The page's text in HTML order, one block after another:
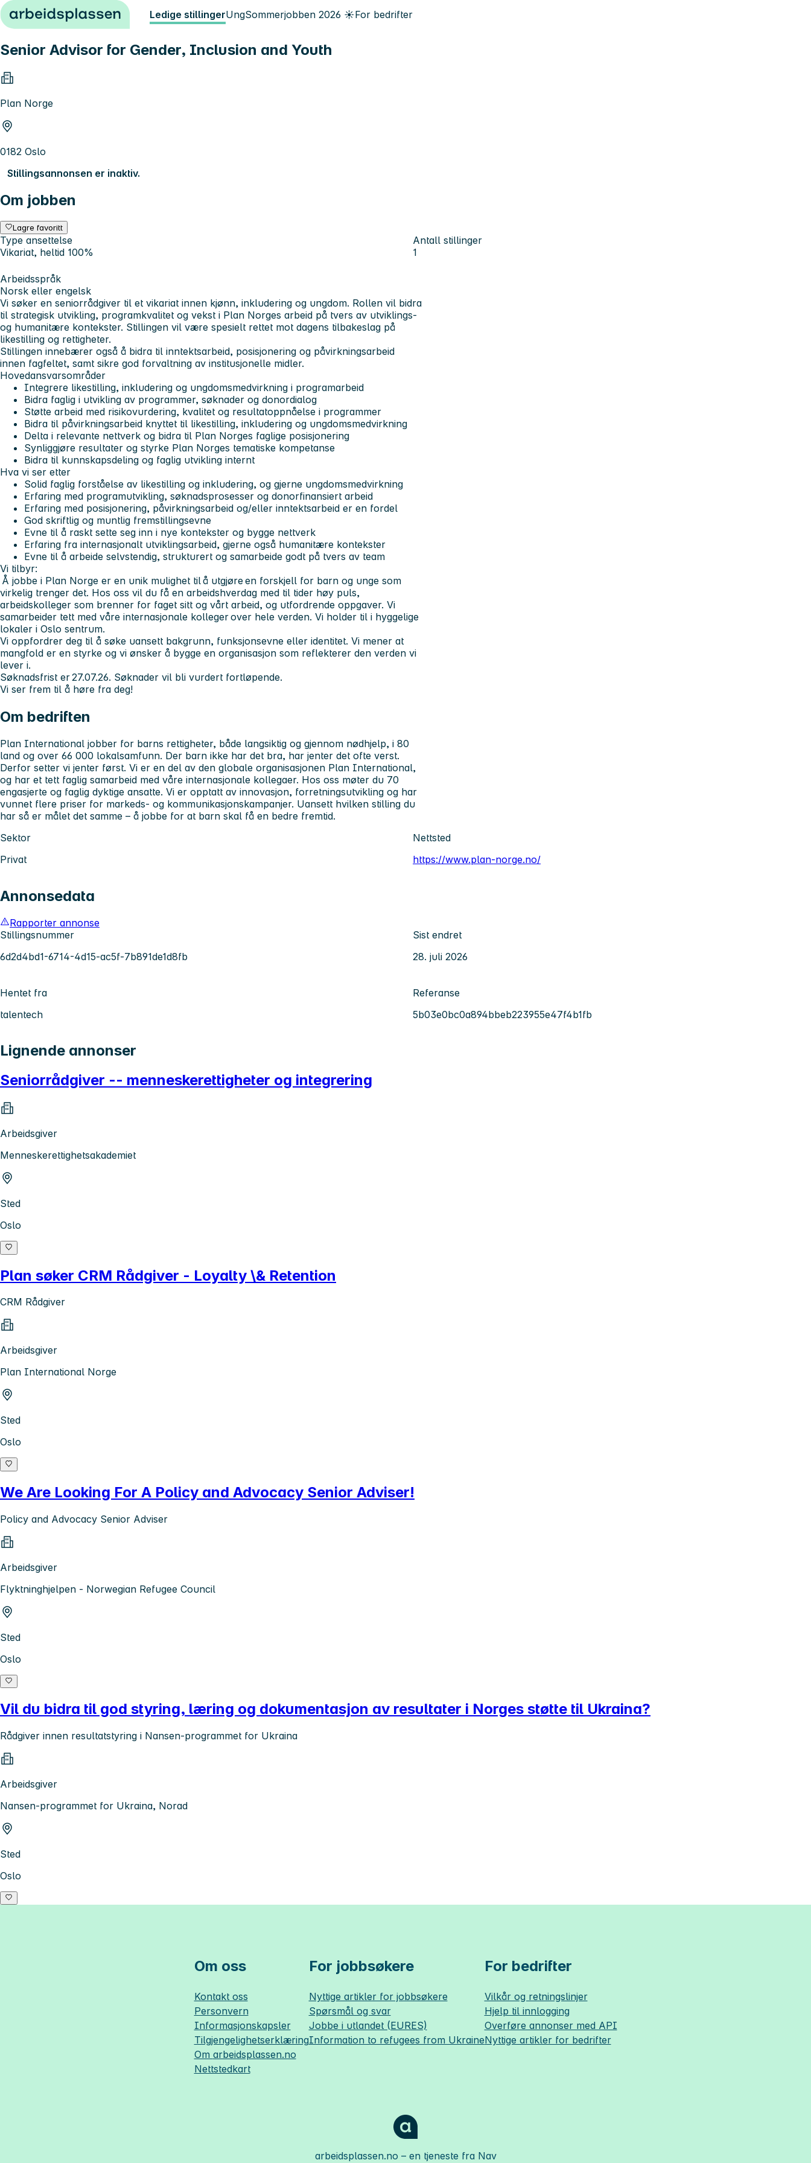
Hopp til innhold Ledige stillingerUngSommerjobben 2026 ☀️For bedrifter
Senior Advisor for Gender, Inclusion and Youth
Plan Norge
0182 Oslo
Stillingsannonsen er inaktiv.
Om jobben
Lagre favoritt
Type ansettelse
Vikariat, heltid 100%
Antall stillinger
1
Arbeidsspråk
Norsk eller engelsk
Vi søker en seniorrådgiver til et vikariat innen kjønn, inkludering og ungdom. Rollen vil bidra
til strategisk utvikling, programkvalitet og vekst i Plan Norges arbeid på tvers av utviklings-
og humanitære kontekster. Stillingen vil være spesielt rettet mot dagens tilbakeslag på
likestilling og rettigheter.
Stillingen innebærer også å bidra til inntektsarbeid, posisjonering og påvirkningsarbeid
innen fagfeltet, samt sikre god forvaltning av institusjonelle midler.
Hovedansvarsområder
Integrere likestilling, inkludering og ungdomsmedvirkning i programarbeid
Bidra faglig i utvikling av programmer, søknader og donordialog
Støtte arbeid med risikovurdering, kvalitet og resultatoppnåelse i programmer
Bidra til påvirkningsarbeid knyttet til likestilling, inkludering og ungdomsmedvirkning
Delta i relevante nettverk og bidra til Plan Norges faglige posisjonering
Synliggjøre resultater og styrke Plan Norges tematiske kompetanse
Bidra til kunnskapsdeling og faglig utvikling internt
Hva vi ser etter
Solid faglig forståelse av likestilling og inkludering, og gjerne ungdomsmedvirkning
Erfaring med programutvikling, søknadsprosesser og donorfinansiert arbeid
Erfaring med posisjonering, påvirkningsarbeid og/eller inntektsarbeid er en fordel
God skriftlig og muntlig fremstillingsevne
Evne til å raskt sette seg inn i nye kontekster og bygge nettverk
Erfaring fra internasjonalt utviklingsarbeid, gjerne også humanitære kontekster
Evne til å arbeide selvstendig, strukturert og samarbeide godt på tvers av team
Vi tilbyr:
Å jobbe i Plan Norge er en unik mulighet til å utgjøre en forskjell for barn og unge som
virkelig trenger det. Hos oss vil du få en arbeidshverdag med til tider høy puls,
arbeidskolleger som brenner for faget sitt og vårt arbeid, og utfordrende oppgaver. Vi
samarbeider tett med våre internasjonale kolleger over hele verden. Vi holder til i hyggelige
lokaler i Oslo sentrum.
Vi oppfordrer deg til å søke uansett bakgrunn, funksjonsevne eller identitet. Vi mener at
mangfold er en styrke og vi ønsker å bygge en organisasjon som reflekterer den verden vi
lever i.
Søknadsfrist er 27.07.26. Søknader vil bli vurdert fortløpende.
Vi ser frem til å høre fra deg!
Om bedriften
Plan International jobber for barns rettigheter, både langsiktig og gjennom nødhjelp, i 80
land og over 66 000 lokalsamfunn. Der barn ikke har det bra, har jenter det ofte verst.
Derfor setter vi jenter først. Vi er en del av den globale organisasjonen Plan International,
og har et tett faglig samarbeid med våre internasjonale kollegaer. Hos oss møter du 70
engasjerte og faglig dyktige ansatte. Vi er opptatt av innovasjon, forretningsutvikling og har
vunnet flere priser for markeds- og kommunikasjonskampanjer. Uansett hvilken stilling du
har så er målet det samme – å jobbe for at barn skal få en bedre fremtid.
Sektor
Privat
Nettsted
https://www.plan-norge.no/
Annonsedata
Rapporter annonse
Stillingsnummer
6d2d4bd1-6714-4d15-ac5f-7b891de1d8fb
Sist endret
28. juli 2026
Hentet fra
talentech
Referanse
5b03e0bc0a894bbeb223955e47f4b1fb
Lignende annonser
Seniorrådgiver -- menneskerettigheter og integrering
Arbeidsgiver
Menneskerettighetsakademiet
Sted
Oslo
Plan søker CRM Rådgiver - Loyalty \& Retention
CRM Rådgiver
Arbeidsgiver
Plan International Norge
Sted
Oslo
We Are Looking For A Policy and Advocacy Senior Adviser!
Policy and Advocacy Senior Adviser
Arbeidsgiver
Flyktninghjelpen - Norwegian Refugee Council
Sted
Oslo
Vil du bidra til god styring, læring og dokumentasjon av resultater i Norges støtte til Ukraina?
Rådgiver innen resultatstyring i Nansen-programmet for Ukraina
Arbeidsgiver
Nansen-programmet for Ukraina, Norad
Sted
Oslo
Om oss
Kontakt oss
Personvern
Informasjonskapsler
Tilgjengelighetserklæring
Om arbeidsplassen.no
Nettstedkart
For jobbsøkere
Nyttige artikler for jobbsøkere
Spørsmål og svar
Jobbe i utlandet (EURES)
Information to refugees from Ukraine
For bedrifter
Vilkår og retningslinjer
Hjelp til innlogging
Overføre annonser med API
Nyttige artikler for bedrifter
arbeidsplassen.no – en tjeneste fra Nav